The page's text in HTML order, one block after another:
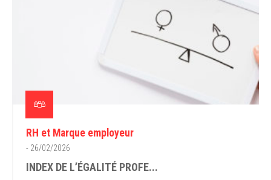
RH et Marque employeur
- 26/02/2026
INDEX DE L’ÉGALITÉ PROFE...